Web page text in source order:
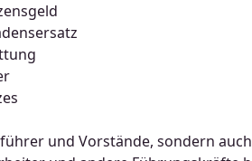
und Vorstände, sondern auch